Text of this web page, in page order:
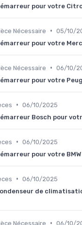
pour votre
Nécessaire • 05/10/
pour votre
Nécessaire • 06/10/
pour votre
• 06/10/2025
Bosch pour
• 06/10/2025
pour votre BMW
• 06/10/2025
de
Nécessaire • 06/10/